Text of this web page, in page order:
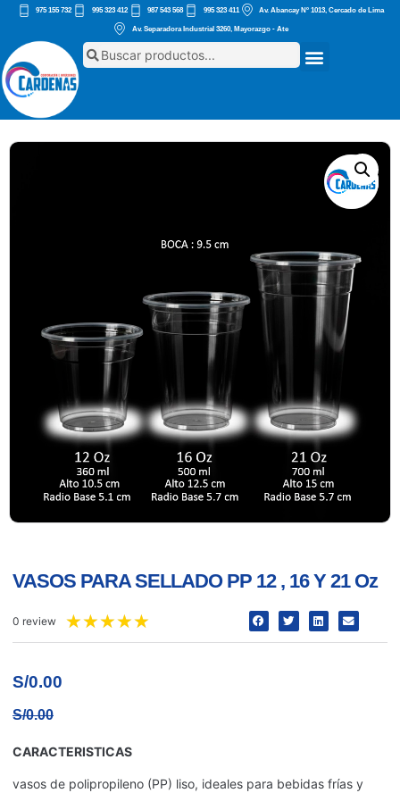
975 155 732 995 323 412 987 543 568 995 323 411 Av. Abancay Nº 1013, Cercado de Lima
Av. Separadora Industrial 3260, Mayorazgo - Ate
VASOS PARA SELLADO PP 12 , 16 Y 21 Oz
0 review ★★★★★
S/0.00
S/0.00
CARACTERISTICAS
vasos de polipropileno (PP) liso, ideales para bebidas frías y